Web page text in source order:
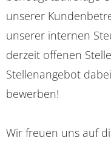
unserer
unserer internen
derzeit offenen
Stellenangebot
bewerben!
Wir freuen uns auf